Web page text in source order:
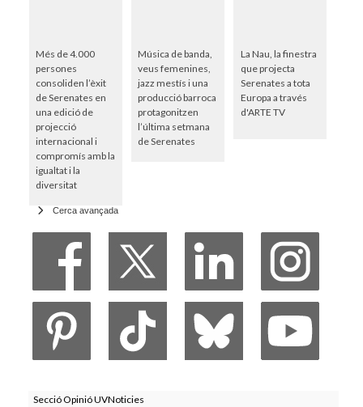
Més de 4.000
persones
consoliden l’èxit
de Serenates en
una edició de
projecció
internacional i
compromís amb la
igualtat i la
diversitat
Música de banda,
veus femenines,
jazz mestís i una
producció barroca
protagonitzen
l’última setmana
de Serenates
La Nau, la finestra
que projecta
Serenates a tota
Europa a través
d'ARTE TV
Cerca avançada
Secció Opinió UVNoticies